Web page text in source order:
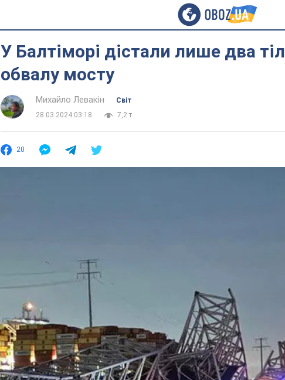
У Балтіморі дістали лише два
обвалу мосту
Михайло Левакін
Світ
28.03.2024 03:18
7,2 т.
20